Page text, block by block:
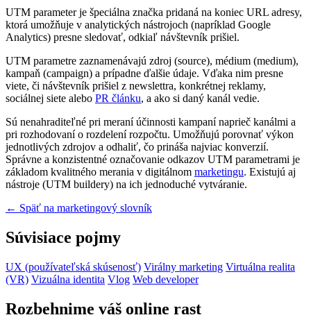
UTM parameter je špeciálna značka pridaná na koniec URL adresy,
ktorá umožňuje v analytických nástrojoch (napríklad Google
Analytics) presne sledovať, odkiaľ návštevník prišiel.
UTM parametre zaznamenávajú zdroj (source), médium (medium),
kampaň (campaign) a prípadne ďalšie údaje. Vďaka nim presne
viete, či návštevník prišiel z newslettra, konkrétnej reklamy,
sociálnej siete alebo PR článku, a ako si daný kanál vedie.
Sú nenahraditeľné pri meraní účinnosti kampaní naprieč kanálmi a
pri rozhodovaní o rozdelení rozpočtu. Umožňujú porovnať výkon
jednotlivých zdrojov a odhaliť, čo prináša najviac konverzií.
Správne a konzistentné označovanie odkazov UTM parametrami je
základom kvalitného merania v digitálnom marketingu. Existujú aj
nástroje (UTM buildery) na ich jednoduché vytváranie.
← Späť na marketingový slovník
Súvisiace pojmy
UX (používateľská skúsenosť) Virálny marketing Virtuálna realita
(VR) Vizuálna identita Vlog Web developer
Rozbehnime váš online rast